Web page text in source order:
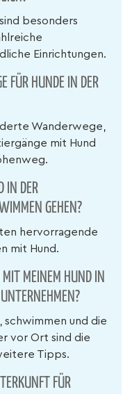
besonders
Einrichtungen.
FÜR HUNDE IN DER
Wanderwege,
mit Hund
IN DER
GEHEN?
hervorragende
mit Hund.
MEINEM HUND IN
schwimmen und die
vor Ort sind die
Tipps.
FÜR